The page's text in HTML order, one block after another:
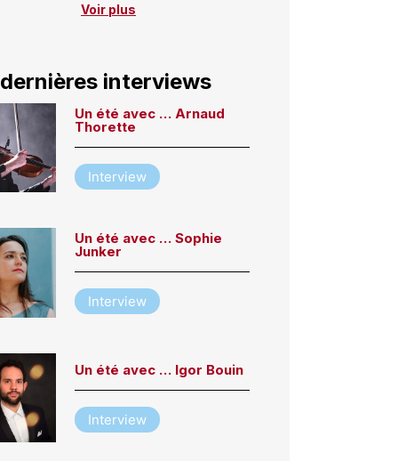
Voir plus
interviews
Un été avec … Arnaud
Thorette
Interview
Un été avec … Sophie
Junker
Interview
Un été avec … Igor Bouin
Interview